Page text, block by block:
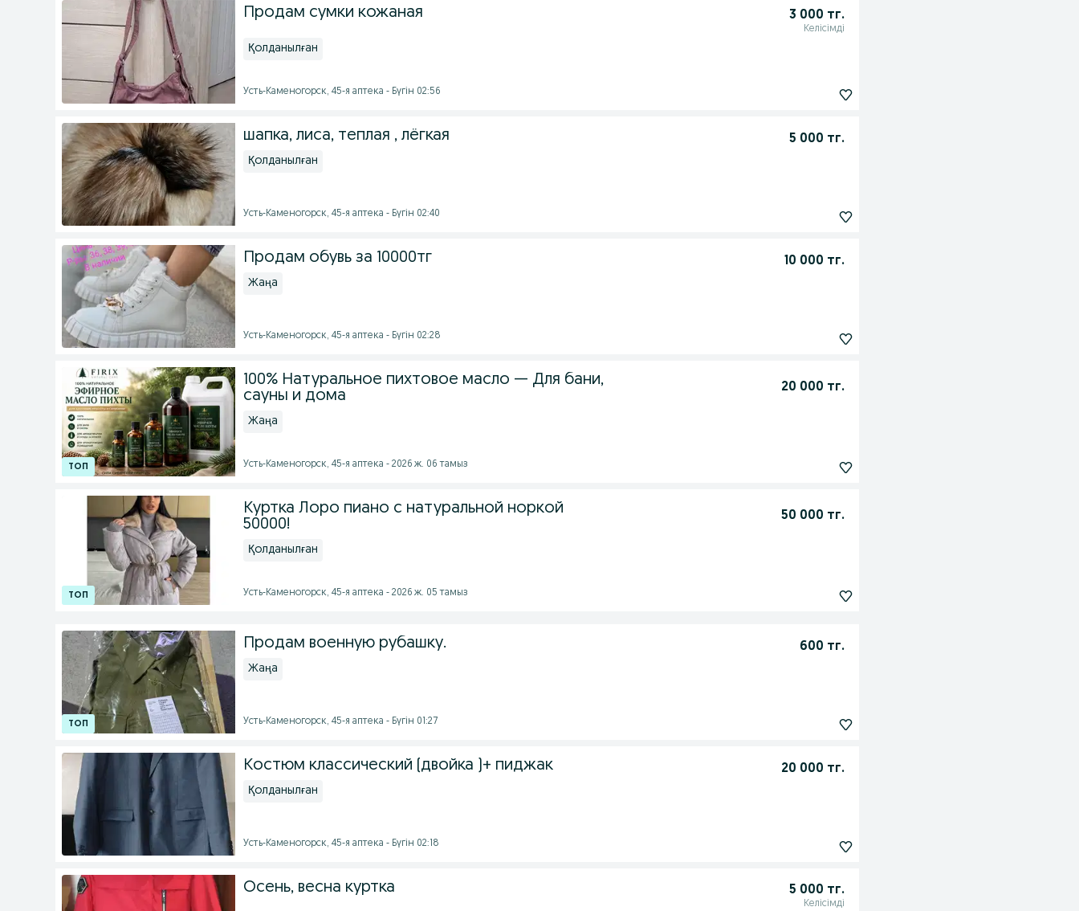
Продам сумки кожаная 3 000 тг.
Келісімді
Қолданылған
Усть-Каменогорск, 45-я аптека - Бүгін 02:56
шапка, лиса, теплая , лёгкая 5 000 тг.
Қолданылған
Усть-Каменогорск, 45-я аптека - Бүгін 02:40
Продам обувь за 10000тг 10 000 тг.
Жаңа
Усть-Каменогорск, 45-я аптека - Бүгін 02:28
100% Натуральное пихтовое масло — Для бани,
сауны и дома
20 000 тг.
Жаңа
Усть-Каменогорск, 45-я аптека - 2026 ж. 06 тамыз
Куртка Лоро пиано с натуральной норкой
50000!
50 000 тг.
Қолданылған
Усть-Каменогорск, 45-я аптека - 2026 ж. 05 тамыз
Продам военную рубашку. 600 тг.
Жаңа
Усть-Каменогорск, 45-я аптека - Бүгін 01:27
Костюм классический (двойка )+ пиджак 20 000 тг.
Қолданылған
Усть-Каменогорск, 45-я аптека - Бүгін 02:18
Осень, весна куртка 5 000 тг.
Келісімді